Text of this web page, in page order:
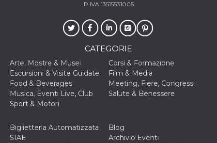
P.IVA 13515531005
CATEGORIE
Arte, Mostre & Musei
Corsi & Formazione
Escursioni & Visite Guidate
Film & Media
Food & Beverages
Meeting, Fiere, Congressi
Musica, Eventi Live, Club
Salute & Benessere
Sport & Motori
Biglietteria Automatizzata
SIAE
Blog
Archivio Eventi